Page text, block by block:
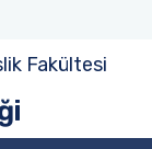
Fakültesi